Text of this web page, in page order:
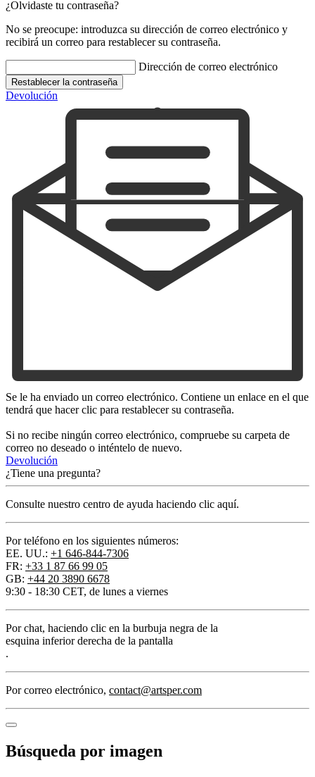
¿Olvidaste tu contraseña?
No se preocupe: introduzca su dirección de correo electrónico y
recibirá un correo para restablecer su contraseña.
Dirección de correo electrónico
Restablecer la contraseña
Devolución
Se le ha enviado un correo electrónico. Contiene un enlace en el que
tendrá que hacer clic para restablecer su contraseña.
Si no recibe ningún correo electrónico, compruebe su carpeta de
correo no deseado o inténtelo de nuevo.
Devolución
¿Tiene una pregunta?
Consulte nuestro centro de ayuda haciendo clic aquí.
Por teléfono en los siguientes números:
EE. UU.: +1 646-844-7306
FR: +33 1 87 66 99 05
GB: +44 20 3890 6678
9:30 - 18:30 CET, de lunes a viernes
Por chat, haciendo clic en la burbuja negra de la
esquina inferior derecha de la pantalla
.
Por correo electrónico, contact@artsper.com
Búsqueda por imagen